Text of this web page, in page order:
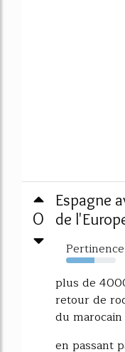
0
Espagne
de
Pertinence
57%
plus de
retour de
du
en passant